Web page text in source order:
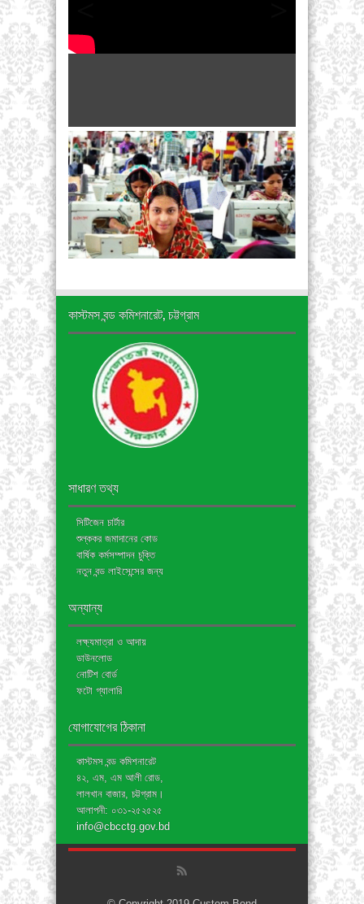
কাস্টমস বন্ড কমিশনারেট, চট্টগ্রাম
সাধারণ তথ্য
সিটিজেন চার্টার
শুল্ককর জমাদানের কোড
বার্ষিক কর্মসম্পাদন চুক্তি
নতুন বন্ড লাইসেন্সের জন্য
অন্যান্য
লক্ষ্যমাত্রা ও আদায়
ডাউনলোড
নোটিশ বোর্ড
ফটো গ্যালারি
যোগাযোগের ঠিকানা
কাস্টমস বন্ড কমিশনারেট
৪২, এম, এম আলী রোড,
লালখান বাজার, চট্টগ্রাম।
আলাপনী: ০৩১-২৫২৫২৫
info@cbcctg.gov.bd